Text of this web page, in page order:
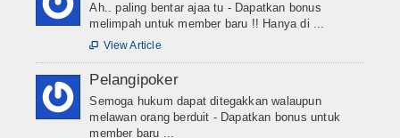
Ah.. paling bentar ajaa tu - Dapatkan bonus
melimpah untuk member baru !! Hanya di ...
 View Article
Pelangipoker
Semoga hukum dapat ditegakkan walaupun
melawan orang berduit - Dapatkan bonus untuk
member baru ...